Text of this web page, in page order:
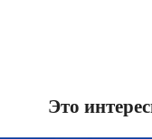
Это